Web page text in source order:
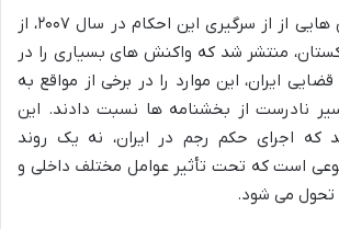
اما متأسفانه، گزارش هایی از از سرگیری این احکام در سال ۲۰۰۷، از
منتشر شد که واکنش های بسیاری را در
ایران، این موارد را در برخی از مواقع به
نادرست از بخشنامه ها نسبت دادند. این
که اجرای حکم رجم در ایران، نه یک روند
است که تحت تأثیر عوامل مختلف داخلی و
تحول می شود.